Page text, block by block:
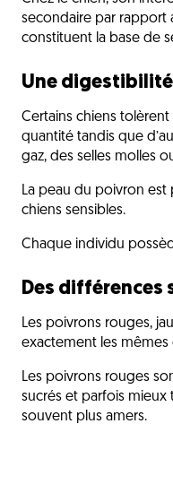
secondaire par rapport
constituent la base de
Une
Certains chiens
quantité tandis que
gaz, des selles molles
La peau du poivron est
chiens sensibles.
Chaque individu
Des différences
Les poivrons rouges,
exactement les mêmes
Les poivrons rouges
sucrés et parfois mieux
souvent plus amers.